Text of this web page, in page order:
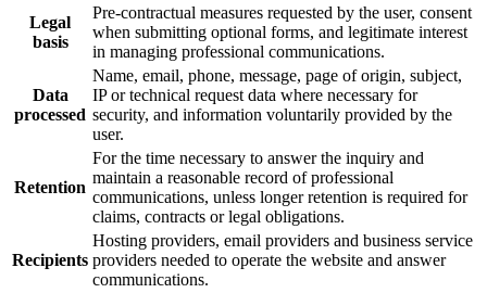
Legal
basis
Pre-contractual measures requested by the user, consent
when submitting optional forms, and legitimate interest
in managing professional communications.
Data
processed
Name, email, phone, message, page of origin, subject,
IP or technical request data where necessary for
security, and information voluntarily provided by the
user.
Retention
For the time necessary to answer the inquiry and
maintain a reasonable record of professional
communications, unless longer retention is required for
claims, contracts or legal obligations.
Recipients
Hosting providers, email providers and business service
providers needed to operate the website and answer
communications.